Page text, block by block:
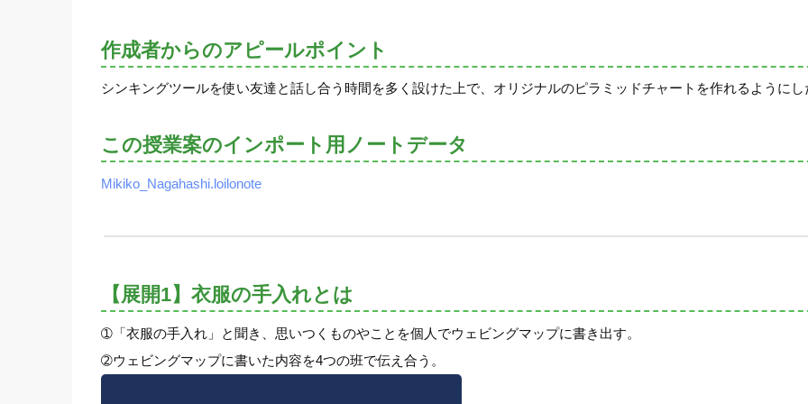
作成者からのアピールポイント
シンキングツールを使い友達と話し合う時間を多く設けた上で、オリジナルのピラミッドチャートを作れるようにし
この授業案のインポート用ノートデータ
Mikiko_Nagahashi.loilonote
【展開1】衣服の手入れとは
➀「衣服の手入れ」と聞き、思いつくものやことを個人でウェビングマップに書き出す。
➁ウェビングマップに書いた内容を4つの班で伝え合う。